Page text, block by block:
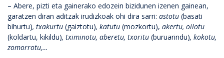
– Abere, pizti eta gainerako edozein bizidunen izenen gainean,
garatzen diran aditzak irudizkoak ohi dira sarri: astotu (basati
bihurtu), txakurtu (gaiztotu), katutu (mozkortu), akertu, oilotu
(koldartu, kikildu), tximinotu, aberetu, txoritu (buruarindu), kokotu,
zomorrotu,…